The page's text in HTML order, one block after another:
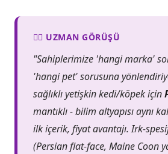
👨‍⚕️ UZMAN GÖRÜŞÜ
"Sahiplerimize 'hangi marka'
'hangi pet' sorusuna
sağlıklı yetişkin kedi/köpek için
mantıklı - bilim altyapısı aynı
ilk içerik, fiyat avantajı. Irk-
(Persian flat-face, Maine Coon